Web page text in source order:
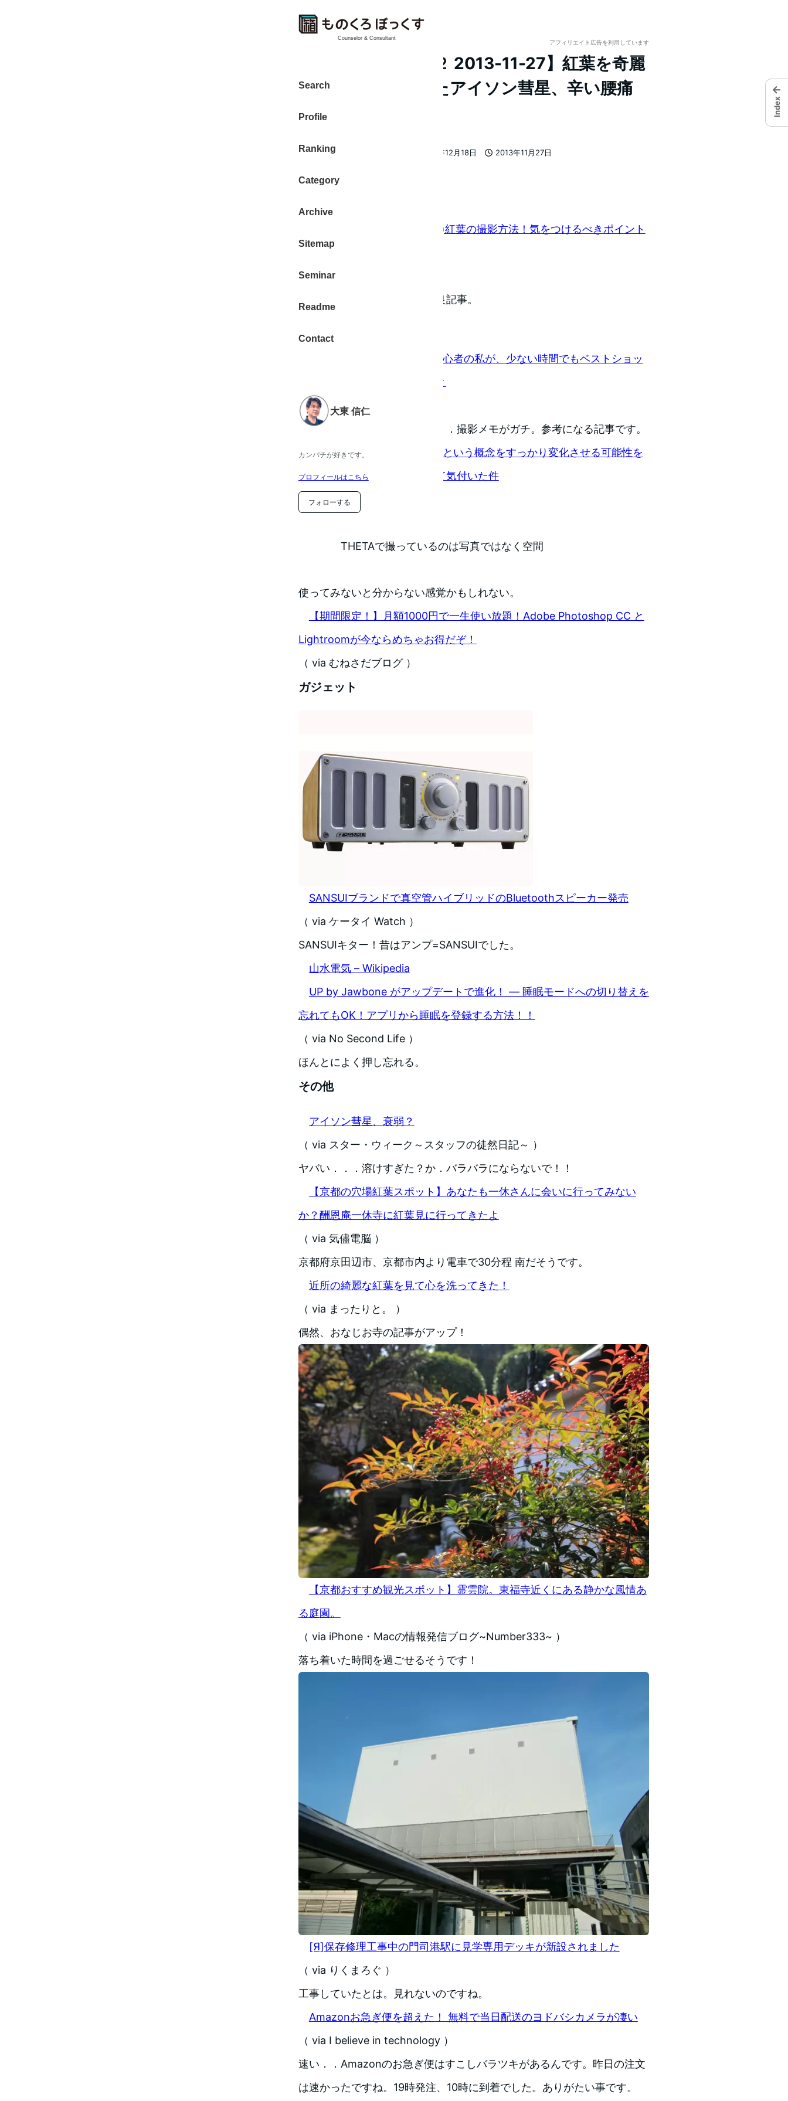
Counselor & Consultant
Search
Profile
Ranking
Category
Archive
Sitemap
Seminar
Readme
Contact
大東 信仁
カンパチが好きです。
プロフィールはこちら
フォローする
アフィリエイト広告を利用しています
【ものレポ：その２ 2013-11-27】紅葉を奇麗
に撮る！、どうしたアイソン彗星、辛い腰痛
には、など
2013年12月18日
2013年11月27日
者
大東 信仁（ものくろ）
カメラ超初心者に贈る！(14)紅葉の撮影方法！気をつけるべきポイント
とは？
（ via TRAVELING ）
撮影例が豊富で分かりやすい良記事。
[M]逃したくない！カメラ初心者の私が、少ない時間でもベストショッ
トを撮るために行っていること
（ via miMemo(ミメモ) ）
初心者ではないと感じます。．．撮影メモがガチ。参考になる記事です。
RICOH THETAは写真を撮るという概念をすっかり変化させる可能性を
秘めたデバイスだとあらためて気付いた件
（ via タムカイズム ）
THETAで撮っているのは写真ではなく空間
使ってみないと分からない感覚かもしれない。
【期間限定！】月額1000円で一生使い放題！Adobe Photoshop CC と
Lightroomが今ならめちゃお得だぞ！
（ via むねさだブログ ）
ガジェット
SANSUIブランドで真空管ハイブリッドのBluetoothスピーカー発売
（ via ケータイ Watch ）
SANSUIキター！昔はアンプ=SANSUIでした。
山水電気 – Wikipedia
UP by Jawbone がアップデートで進化！ — 睡眠モードへの切り替えを
忘れてもOK！アプリから睡眠を登録する方法！！
（ via No Second Life ）
ほんとによく押し忘れる。
その他
アイソン彗星、衰弱？
（ via スター・ウィーク～スタッフの徒然日記～ ）
ヤバい．．．溶けすぎた？か．バラバラにならないで！！
【京都の穴場紅葉スポット】あなたも一休さんに会いに行ってみない
か？酬恩庵一休寺に紅葉見に行ってきたよ
（ via 気儘電脳 ）
京都府京田辺市、京都市内より電車で30分程 南だそうです。
近所の綺麗な紅葉を見て心を洗ってきた！
（ via まったりと。 ）
偶然、おなじお寺の記事がアップ！
【京都おすすめ観光スポット】霊雲院。東福寺近くにある静かな風情あ
る庭園。
（ via iPhone・Macの情報発信ブログ~Number333~ ）
落ち着いた時間を過ごせるそうです！
[Я]保存修理工事中の門司港駅に見学専用デッキが新設されました
（ via りくまろぐ ）
工事していたとは。見れないのですね。
Amazonお急ぎ便を超えた！ 無料で当日配送のヨドバシカメラが凄い
（ via I believe in technology ）
速い．．Amazonのお急ぎ便はすこしバラツキがあるんです。昨日の注文
は速かったですね。19時発注、10時に到着でした。ありがたい事です。
←
Index